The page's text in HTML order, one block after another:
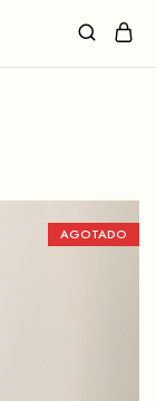
AGOTADO